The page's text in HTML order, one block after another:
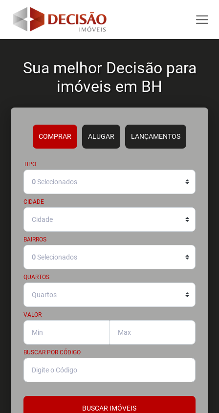
Sua melhor Decisão para
imóveis em BH
COMPRAR ALUGAR LANÇAMENTOS
TIPO
0Selecionados
CIDADE
BAIRROS
0Selecionados
QUARTOS
VALOR
BUSCAR POR CÓDIGO
BUSCAR IMÓVEIS